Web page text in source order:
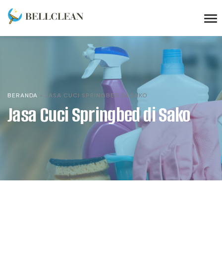
BERANDA JASA CUCI SPRINGBED DI SAKO
Jasa Cuci Springbed di Sako